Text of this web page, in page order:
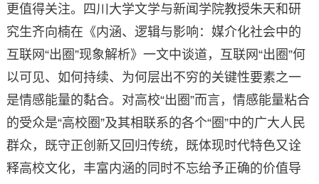
更值得关注。四川大学文学与新闻学院教授朱天和研
究生齐向楠在《内涵、逻辑与影响：媒介化社会中的
互联网“出圈”现象解析》一文中谈道，互联网“出圈”何
以可见、如何持续、为何层出不穷的关键性要素之一
是情感能量的黏合。对高校“出圈”而言，情感能量粘合
的受众是“高校圈”及其相联系的各个“圈”中的广大人民
群众，既守正创新又回归传统，既体现时代特色又诠
释高校文化，丰富内涵的同时不忘给予正确的价值导